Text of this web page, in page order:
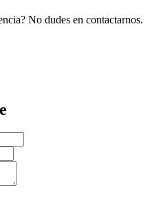
No dudes en contactarnos.